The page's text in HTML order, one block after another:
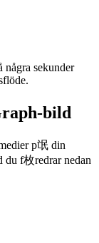
några sekunder
bild
p氓 din
du f枚redrar nedan